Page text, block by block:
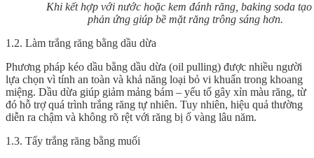
Khi kết hợp với nước hoặc kem đánh răng, baking soda
phản ứng giúp bề mặt răng trông sáng hơn.
1.2. Làm trắng răng bằng dầu dừa
Phương pháp kéo dầu bằng dầu dừa (oil pulling) được nhiều người
lựa chọn vì tính an toàn và khả năng loại bỏ vi khuẩn trong khoang
miệng. Dầu dừa giúp giảm mảng bám – yếu tố gây xỉn màu răng, từ
đó hỗ trợ quá trình trắng răng tự nhiên. Tuy nhiên, hiệu quả thường
diễn ra chậm và không rõ rệt với răng bị ố vàng lâu năm.
1.3. Tẩy trắng răng bằng muối